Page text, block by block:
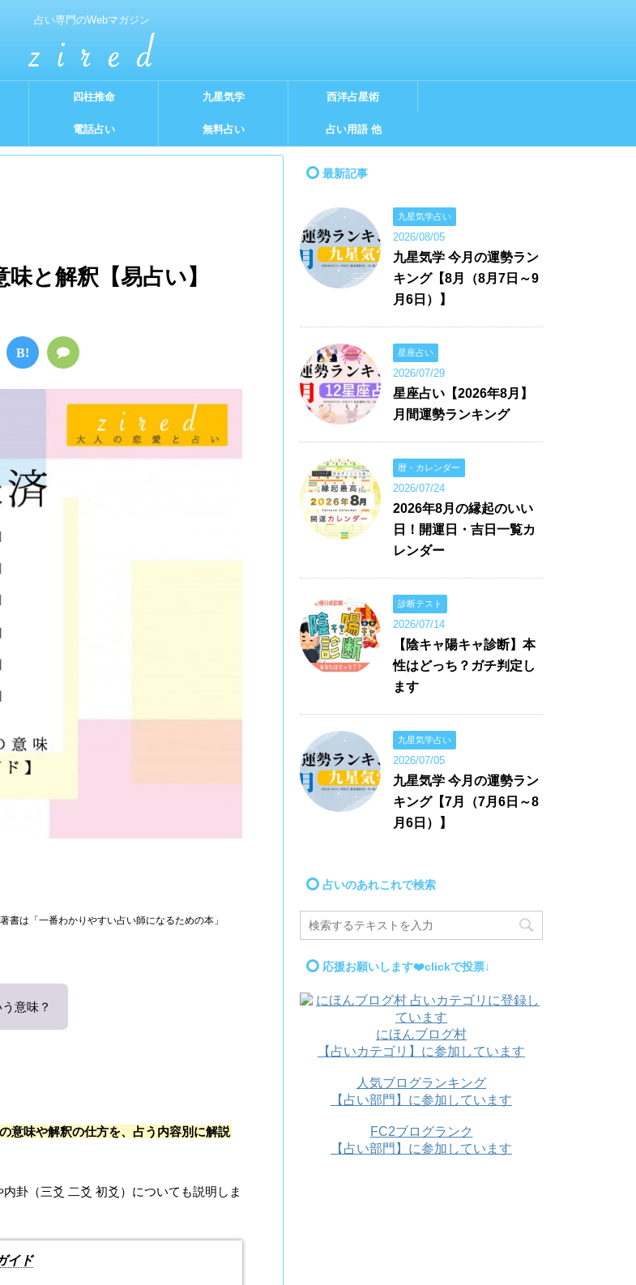
占い専門のWebマガジン
四柱推命 九星気学 西洋占星術
電話占い 無料占い 占い用語 他
と解釈【易占い】
B!
は「一番わかりやすい占い師になるための本」
意味？
の意味や解釈の仕方を、占う内容別に解説
卦（三爻 二爻 初爻）についても説明しま
イド
最新記事
九星気学占い
2026/08/05
九星気学 今月の運勢ラン
キング【8月（8月7日～9
月6日）】
星座占い
2026/07/29
星座占い【2026年8月】
月間運勢ランキング
暦・カレンダー
2026/07/24
2026年8月の縁起のいい
日！開運日・吉日一覧カ
レンダー
診断テスト
2026/07/14
【陰キャ陽キャ診断】本
性はどっち？ガチ判定し
ます
九星気学占い
2026/07/05
九星気学 今月の運勢ラン
キング【7月（7月6日～8
月6日）】
占いのあれこれで検索
応援お願いします❤️clickで投票↓
にほんブログ村
【占いカテゴリ】に参加しています
人気ブログランキング
【占い部門】に参加しています
FC2ブログランク
【占い部門】に参加しています